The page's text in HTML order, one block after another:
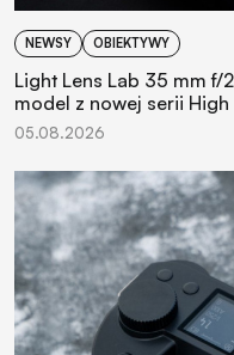
NEWSY OBIEKTYWY
Light Lens Lab 35 mm
model z nowej serii
05.08.2026